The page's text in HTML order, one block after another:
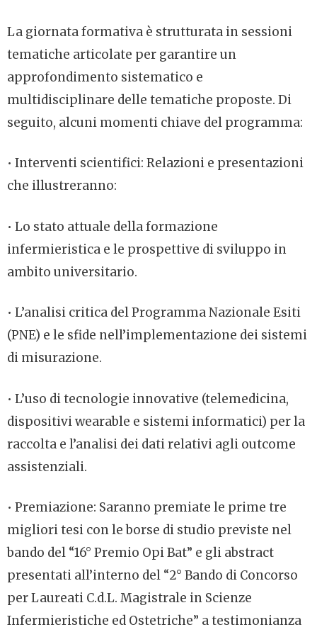
La giornata formativa è strutturata in sessioni
tematiche articolate per garantire un
approfondimento sistematico e
multidisciplinare delle tematiche proposte. Di
seguito, alcuni momenti chiave del programma:
• Interventi scientifici: Relazioni e presentazioni
che illustreranno:
• Lo stato attuale della formazione
infermieristica e le prospettive di sviluppo in
ambito universitario.
• L’analisi critica del Programma Nazionale Esiti
(PNE) e le sfide nell’implementazione dei sistemi
di misurazione.
• L’uso di tecnologie innovative (telemedicina,
dispositivi wearable e sistemi informatici) per la
raccolta e l’analisi dei dati relativi agli outcome
assistenziali.
• Premiazione: Saranno premiate le prime tre
migliori tesi con le borse di studio previste nel
bando del “16° Premio Opi Bat” e gli abstract
presentati all’interno del “2° Bando di Concorso
per Laureati C.d.L. Magistrale in Scienze
Infermieristiche ed Ostetriche” a testimonianza